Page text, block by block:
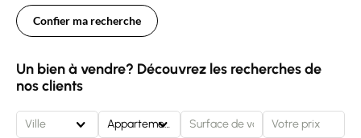
Confier ma recherche
Un bien à vendre? Découvrez les recherches de
nos clients
Ville Appartement